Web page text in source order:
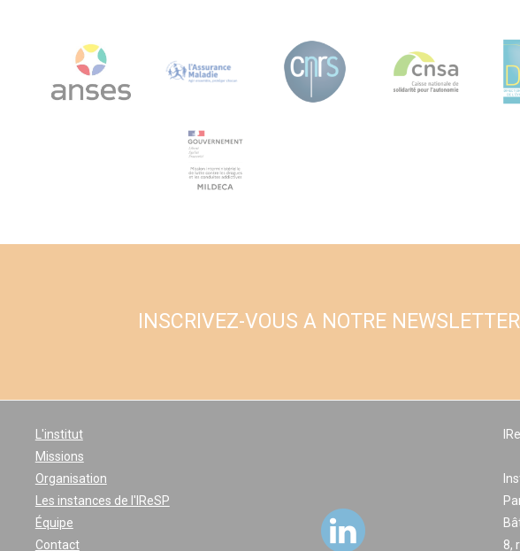
INSCRIVEZ-VOUS A NOTRE NEWSLETTER
L'institut
Missions
Organisation
Les instances de l'IReSP
Équipe
Contact
8,